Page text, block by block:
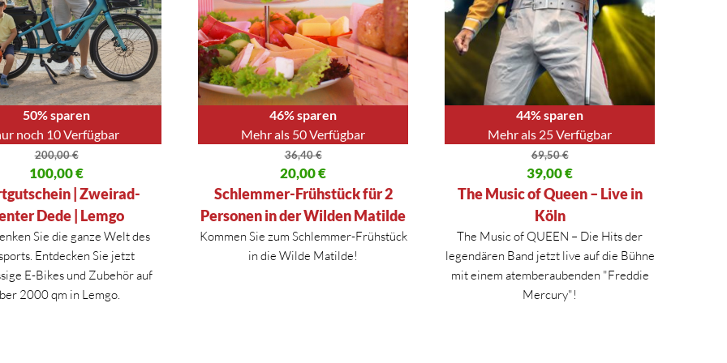
50% sparen
noch 10 Verfügbar
200,00€
Preis war: 200,00 €
100,00€
Preis ist: 100,00 €.| Zweirad-
Dede | Lemgo
Sie die ganze Welt des
Entdecken Sie jetzt
E-Bikes und Zubehör auf
2000 qm in Lemgo.
46% sparen
Mehr als 50 Verfügbar
36,40€
Ursprünglicher Preis war: 36,40 €
20,00€
Aktueller Preis ist: 20,00 €.
Schlemmer-Frühstück für 2
Personen in der Wilden Matilde
Kommen Sie zum Schlemmer-Frühstück
in die Wilde Matilde!
44% sparen
Mehr als 25 Verfügbar
69,50€
Ursprünglicher Preis war: 69,50 €
39,00€
Aktueller Preis ist: 39,00 €.
The Music of Queen – Live in
Köln
The Music of QUEEN – Die Hits der
legendären Band jetzt live auf die Bühne
mit einem atemberaubenden "Freddie
Mercury"!